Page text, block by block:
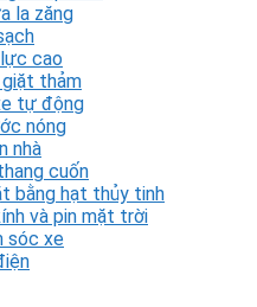
la zăng
cao
giặt thảm
tự động
nóng
nhà
cuốn
bằng hạt thủy tinh
và pin mặt trời
sóc xe